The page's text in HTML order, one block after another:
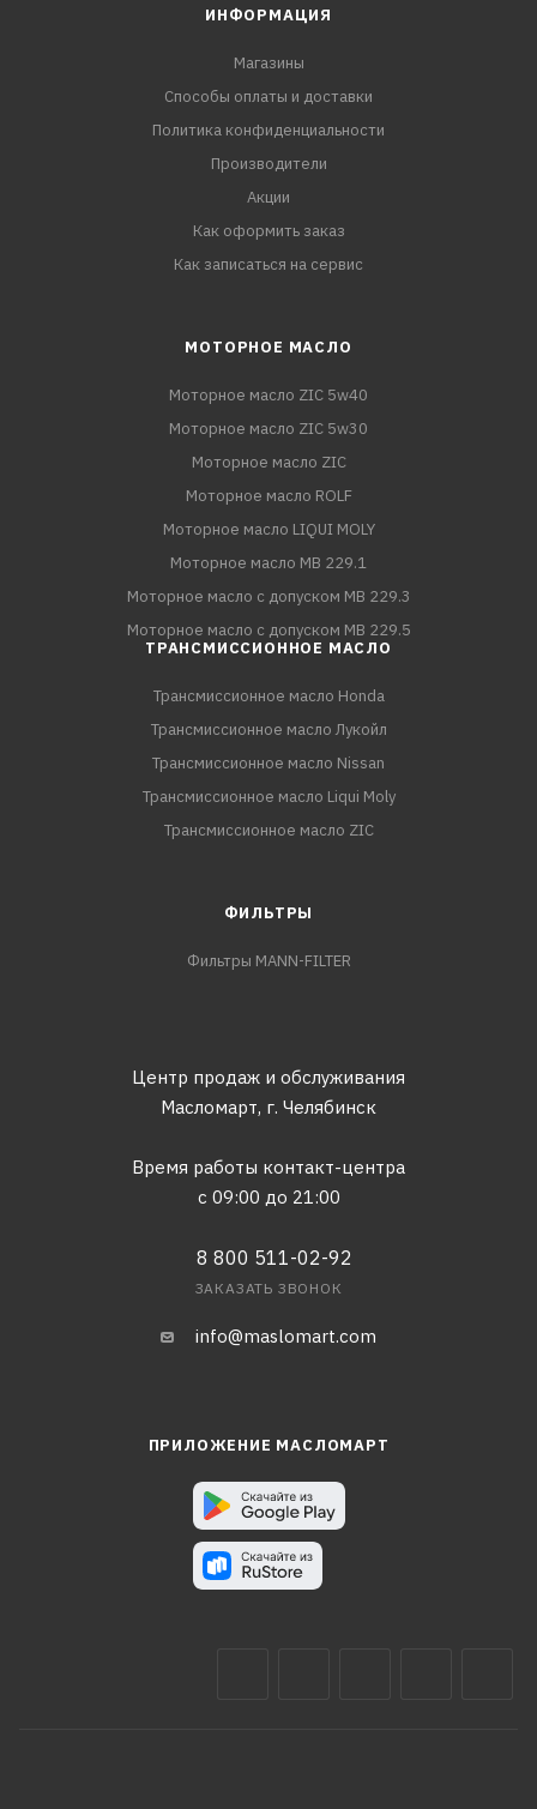
ИНФОРМАЦИЯ
Магазины
Способы оплаты и доставки
Политика конфиденциальности
Производители
Акции
Как оформить заказ
Как записаться на сервис
МОТОРНОЕ МАСЛО
Моторное масло ZIC 5w40
Моторное масло ZIC 5w30
Моторное масло ZIC
Моторное масло ROLF
Моторное масло LIQUI MOLY
Моторное масло MB 229.1
Моторное масло с допуском MB 229.3
Моторное масло с допуском MB 229.5
ТРАНСМИССИОННОЕ МАСЛО
Трансмиссионное масло Honda
Трансмиссионное масло Лукойл
Трансмиссионное масло Nissan
Трансмиссионное масло Liqui Moly
Трансмиссионное масло ZIC
ФИЛЬТРЫ
Фильтры MANN-FILTER
Центр продаж и обслуживания
Масломарт, г. Челябинск
Время работы контакт-центра
с 09:00 до 21:00
8 800 511-02-92
ЗАКАЗАТЬ ЗВОНОК
info@maslomart.com
ПРИЛОЖЕНИЕ МАСЛОМАРТ